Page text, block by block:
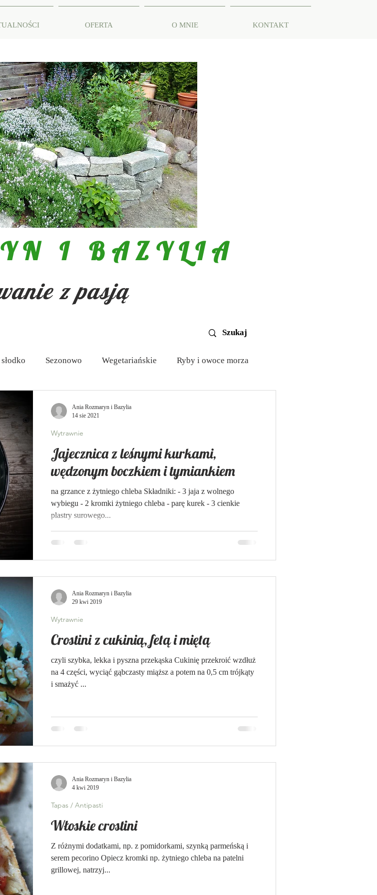
OFERTA O MNIE KONTAKT
I BAZYLIA
z pasją
Sezonowo Wegetariańskie Ryby i owoce morza
Jajecznica z leśnymi kurkami,
wędzonym boczkiem i tymiankiem
na grzance z żytniego chleba Składniki: - 3 jaja z wolnego
wybiegu - 2 kromki żytniego chleba - parę kurek - 3 cienkie
plastry surowego...
Wytrawnie
Ania Rozmaryn i Bazylia
14 sie 2021
Crostini z cukinią, fetą i miętą
czyli szybka, lekka i pyszna przekąska Cukinię przekroić wzdłuż
na 4 części, wyciąć gąbczasty miąższ a potem na 0,5 cm trójkąty
i smażyć ...
Wytrawnie
Ania Rozmaryn i Bazylia
29 kwi 2019
Włoskie crostini
Z różnymi dodatkami, np. z pomidorkami, szynką parmeńską i
serem pecorino Opiecz kromki np. żytniego chleba na patelni
grillowej, natrzyj...
Tapas / Antipasti
Ania Rozmaryn i Bazylia
4 kwi 2019